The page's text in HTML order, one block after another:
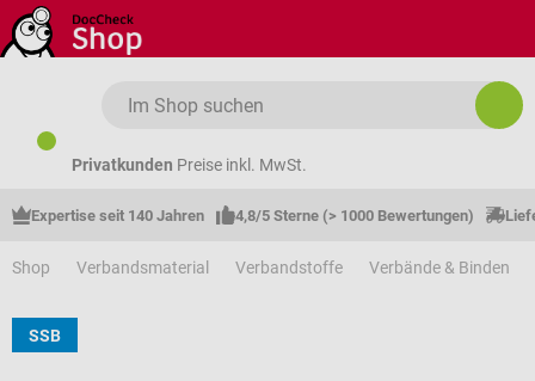
Zum Hauptinhalt springen
Privatkunden Preise inkl. MwSt.
Expertise seit 140 Jahren 4,8/5 Sterne (> 1000 Bewertungen)
Shop Verbandsmaterial Verbandstoffe Verbände & Binden
SSB